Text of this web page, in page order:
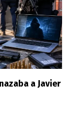
a Javier